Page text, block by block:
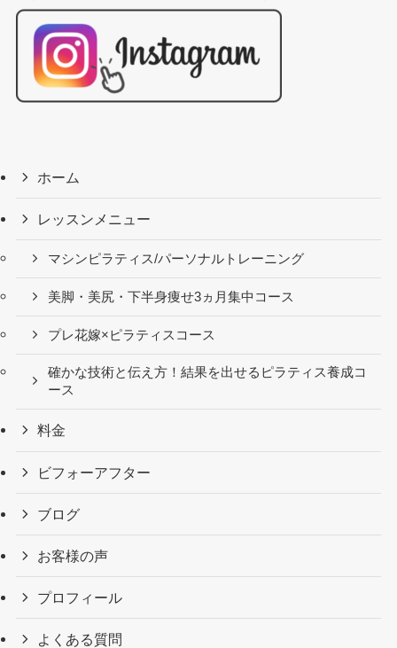
ホーム
レッスンメニュー
マシンピラティス/パーソナルトレーニング
美脚・美尻・下半身痩せ3ヵ月集中コース
プレ花嫁×ピラティスコース
確かな技術と伝え方！結果を出せるピラティス養成コ
ース
料金
ビフォーアフター
ブログ
お客様の声
プロフィール
よくある質問